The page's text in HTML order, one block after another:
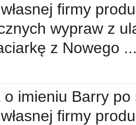
firmy
wypraw z
z Nowego
o imieniu Barry
firmy